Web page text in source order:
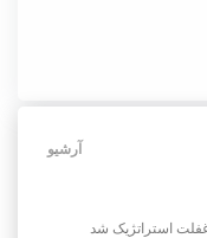
آرشیو
غفلت استراتژیک شد